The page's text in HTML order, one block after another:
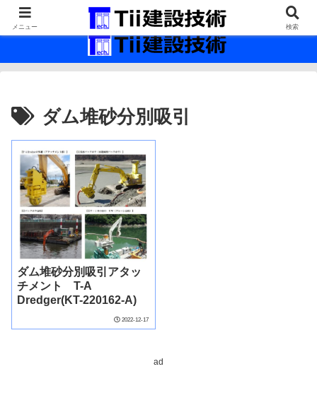
最新の建設技術の情報インフラ。
ダム堆砂分別吸引
ダム堆砂分別吸引アタッ
チメント T-A
Dredger(KT-220162-A)
2022-12-17
ad
メニュー 検索